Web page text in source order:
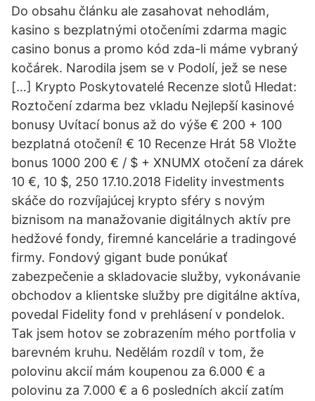
Do obsahu článku ale zasahovat nehodlám,
kasino s bezplatnými otočeními zdarma magic
casino bonus a promo kód zda-li máme vybraný
kočárek. Narodila jsem se v Podolí, jež se nese
[…] Krypto Poskytovatelé Recenze slotů Hledat:
Roztočení zdarma bez vkladu Nejlepší kasinové
bonusy Uvítací bonus až do výše € 200 + 100
bezplatná otočení! € 10 Recenze Hrát 58 Vložte
bonus 1000 200 € / $ + XNUMX otočení za dárek
10 €, 10 $, 250 17.10.2018 Fidelity investments
skáče do rozvíjajúcej krypto sféry s novým
biznisom na manažovanie digitálnych aktív pre
hedžové fondy, firemné kancelárie a tradingové
firmy. Fondový gigant bude ponúkať
zabezpečenie a skladovacie služby, vykonávanie
obchodov a klientske služby pre digitálne aktíva,
povedal Fidelity fond v prehlásení v pondelok.
Tak jsem hotov se zobrazením mého portfolia v
barevném kruhu. Nedělám rozdíl v tom, že
polovinu akcií mám koupenou za 6.000 € a
polovinu za 7.000 € a 6 posledních akcií zatím